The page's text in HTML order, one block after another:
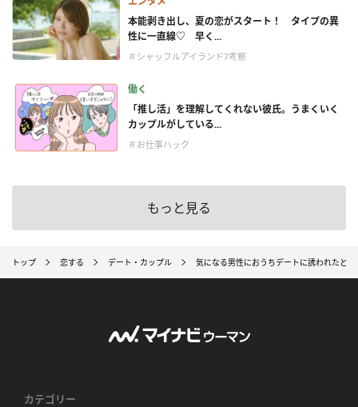
本能剥き出し、夏の恋がスタート！ タイプの異
性に一直線♡ 早く...
＃シャッフルアイランド7考察
働く
「推し活」を理解してくれない彼氏。うまくいく
カップルがしている...
＃お仕事ハック
もっと見る
トップ 恋する デート・カップル 気になる男性におうちデートに誘われたと
カテゴリー